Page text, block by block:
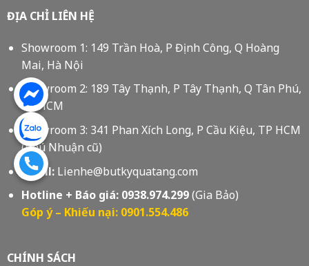
ĐỊA CHỈ LIÊN HỆ
Showroom 1: 149 Trần Hoà, P Định Công, Q Hoàng
Mai, Hà Nội
Showroom 2: 189 Tây Thạnh, P Tây Thạnh, Q Tân Phú,
Tp HCM
Showroom 3: 341 Phan Xích Long, P Cầu Kiệu, TP HCM
(Phú Nhuận cũ)
Email:Lienhe@butkyquatang.com
Hotline + Báo giá: 0938.974.299(Gia Bảo)
Góp ý – Khiếu nại: 0901.554.486
CHÍNH SÁCH